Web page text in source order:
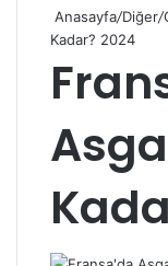
Anasayfa/Diğer/
Kadar? 2024